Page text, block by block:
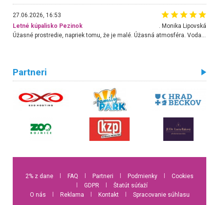
27.06.2026, 16:53
Letné kúpalisko Pezinok
. Monika Lipovská
Úžasné prostredie, napriek tomu, že je malé. Úžasná atmosféra. Voda fantastická a nádherná. Ľudí je pomerne veľa, ale su mili a ohľaduplní. Je veľmi zaujímavé sledovať, ako dokážu spolu športovať cudzí ľudia a bez ohľadu na vek. Vládne tu pohoda. Vnuka neviem dostať z vody. Ďakujem za krásny deň . Urcite sa sem vrátim. Jediný problém je s parkovaním, ale aj ten sa mi podarilo vyriešiť. Monika Bratislava
Partneri
2% z dane FAQ Partneri Podmienky
Cookies
GDPR
Štatút súťaží
O nás
Reklama Kontakt Spracovanie súhlasu